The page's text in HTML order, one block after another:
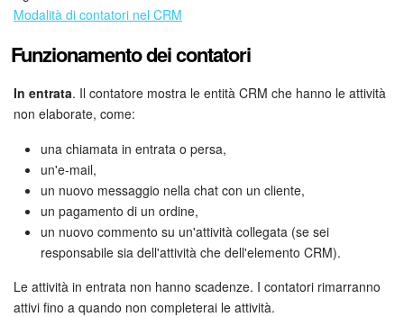
Telefonia
Mio profilo
Impostazioni
Enterprise
Bitrix24 On-Premise
Bitrix24 Messenger
Domande generali
Modalità di contatori nel CRM
Funzionamento dei contatori
In entrata. Il contatore mostra le entità CRM che hanno le attività
non elaborate, come:
una chiamata in entrata o persa,
un'e-mail,
un nuovo messaggio nella chat con un cliente,
un pagamento di un ordine,
un nuovo commento su un'attività collegata (se sei
responsabile sia dell'attività che dell'elemento CRM).
Le attività in entrata non hanno scadenze. I contatori rimarranno
attivi fino a quando non completerai le attività.